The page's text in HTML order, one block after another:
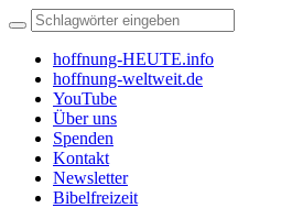
hoffnung-HEUTE.info
hoffnung-weltweit.de
YouTube
Über uns
Spenden
Kontakt
Newsletter
Bibelfreizeit